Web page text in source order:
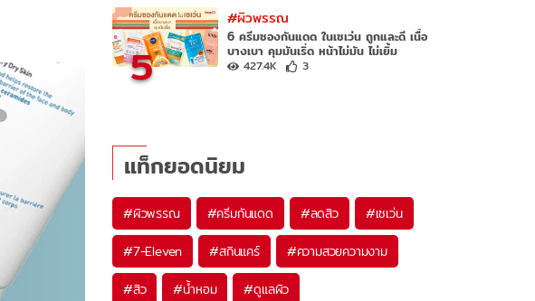
5
#ผิวพรรณ
6 ครีมซองกันแดด ในเซเว่น ถูกและดี เนื้อ
บางเบา คุมมันเริ่ด หน้าไม่มัน ไม่เยิ้ม
427.4K 3
แท็กยอดนิยม
#ผิวพรรณ #ครีมกันแดด #ลดสิว #เซเว่น
#7-Eleven #สกินแคร์ #ความสวยความงาม
#สิว #น้ำหอม #ดูแลผิว